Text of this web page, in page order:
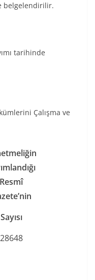
belgelendirilir.
tarihinde
Çalışma ve
Resmî
Sayısı
28648